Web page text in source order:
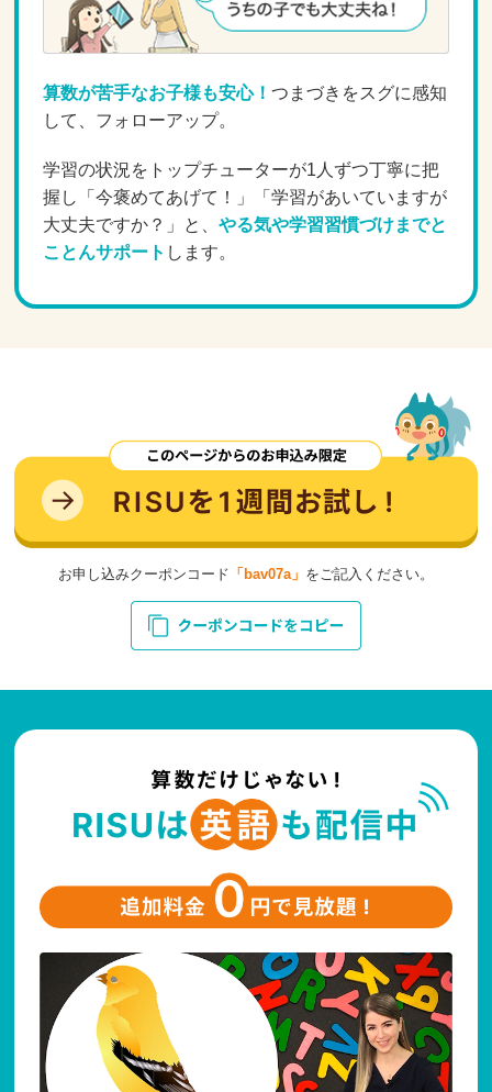
算数が苦手なお子様も安心！つまづきをスグに感知
して、フォローアップ。
学習の状況をトップチューターが1人ずつ丁寧に把
握し「今褒めてあげて！」「学習があいていますが
大丈夫ですか？」と、やる気や学習習慣づけまでと
ことんサポート します。
お申し込みクーポンコード 「bav07a」 をご記入ください。